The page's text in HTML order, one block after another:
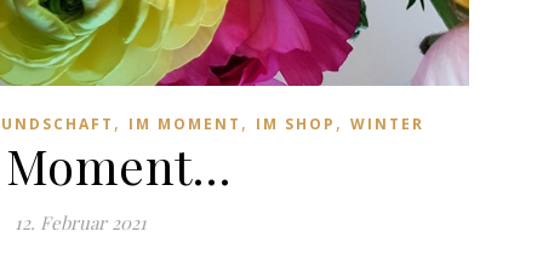
, IM MOMENT , IM SHOP , WINTER
12. Februar 2021